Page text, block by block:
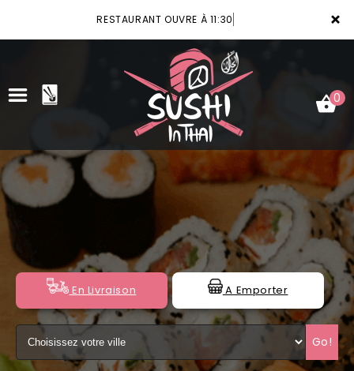
×
RESTAURANT OUVRE À 11:30
ACCUEIL
VOTRE COMPTE
NOTRE RESTAURANT
VOS AVIS
MENTIONS LÉGALES
0
En Livraison A Emporter
Go!